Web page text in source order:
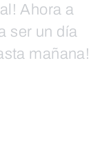
Ahora a
ser un día
mañana!